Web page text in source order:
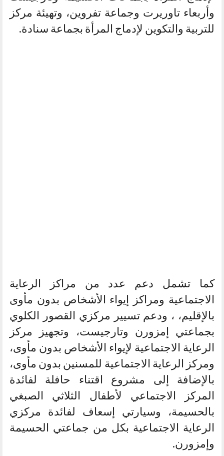
وأربعاء تاوريرت وجماعة تفروين، وتهيئة مركز
للتربية والتكوين لإدماج المرأة بجماعة سنادة.
كما تشمل دعم عدد من مراكز الرعاية
الاجتماعية ومراكز إيواء الأشخاص بدون مأوى
بالإقليم، ، ودعم تسيير مركزي القصور الكلوي
بجماعتي إمزورن وتارجيست، وتجهيز مركز
الرعاية الاجتماعية لإيواء الأشخاص بدون مأوى،
ومركز الرعاية الاجتماعية للمسنين بدون مأوى،
بالإضافة إلى مشروع اقتناء حافلة لفائدة
المركز الاجتماعي لأطفال الثلاثي الصبغي
بالحسيمة، وسيارتي إسعاف لفائدة مركزي
الرعاية الاجتماعية بكل من جماعتي الحسيمة
وإمزورن.